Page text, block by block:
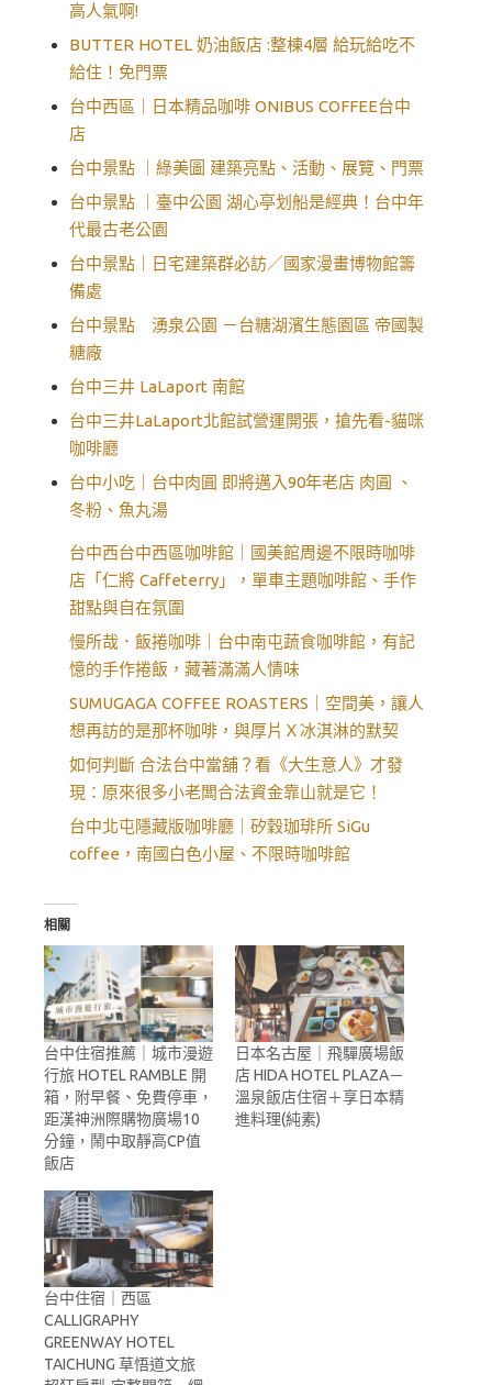
高人氣啊!
BUTTER HOTEL 奶油飯店 :整棟4層 給玩給吃不
給住！免門票
台中西區｜日本精品咖啡 ONIBUS COFFEE台中
店
台中景點 ｜綠美圖 建築亮點、活動、展覽、門票
台中景點 ｜臺中公園 湖心亭划船是經典！台中年
代最古老公園
台中景點｜日宅建築群必訪／國家漫畫博物館籌
備處
台中景點 湧泉公園 －台糖湖濱生態園區 帝國製
糖廠
台中三井 LaLaport 南館
台中三井LaLaport北館試營運開張，搶先看-貓咪
咖啡廳
台中小吃｜台中肉圓 即將邁入90年老店 肉圓 、
冬粉、魚丸湯
台中西台中西區咖啡館｜國美館周邊不限時咖啡
店「仁將 Caffeterry」，單車主題咖啡館、手作
甜點與自在氛圍
慢所哉．飯捲咖啡｜台中南屯蔬食咖啡館，有記
憶的手作捲飯，藏著滿滿人情味
SUMUGAGA COFFEE ROASTERS｜空間美，讓人
想再訪的是那杯咖啡，與厚片Ｘ冰淇淋的默契
如何判斷 合法台中當舖？看《大生意人》才發
現：原來很多小老闆合法資金靠山就是它！
台中北屯隱藏版咖啡廳｜矽穀珈琲所 SiGu
coffee，南國白色小屋、不限時咖啡館
相關
台中住宿推薦｜城市漫遊
行旅 HOTEL RAMBLE 開
箱，附早餐、免費停車，
距漢神洲際購物廣場10
分鐘，鬧中取靜高CP值
飯店
日本名古屋｜飛驒廣場飯
店 HIDA HOTEL PLAZA－
溫泉飯店住宿＋享日本精
進料理(純素)
台中住宿｜西區
CALLIGRAPHY
GREENWAY HOTEL
TAICHUNG 草悟道文旅